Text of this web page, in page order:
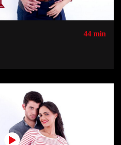
44 min